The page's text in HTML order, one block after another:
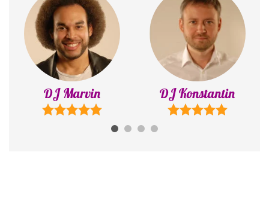
DJ Konstantin DJ Sonny